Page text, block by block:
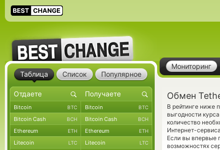
Мониторинг
Обмен
В рейтинге ниже
выгодности
количество
Интернет-
Если вы впервые
возможностях
Таблица Список Популярное
Bitcoin BTC Bitcoin BTC
Bitcoin Cash BCH Bitcoin Cash BCH
Ethereum ETH Ethereum ETH
Litecoin LTC Litecoin LTC